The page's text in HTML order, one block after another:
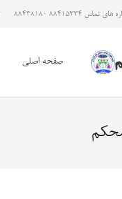
تماس ۸۸۴۱۵۳۳۴ ۸۸۴۳۸۱۸۰
صفحه اصلی